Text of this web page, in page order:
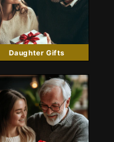
Daughter Gifts